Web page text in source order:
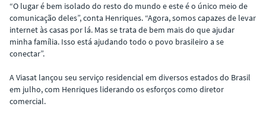
“O lugar é bem isolado do resto do mundo e este é o único meio de
comunicação deles”, conta Henriques. “Agora, somos capazes de levar
internet às casas por lá. Mas se trata de bem mais do que ajudar
minha família. Isso está ajudando todo o povo brasileiro a se
conectar”.
A Viasat lançou seu serviço residencial em diversos estados do Brasil
em julho, com Henriques liderando os esforços como diretor
comercial.